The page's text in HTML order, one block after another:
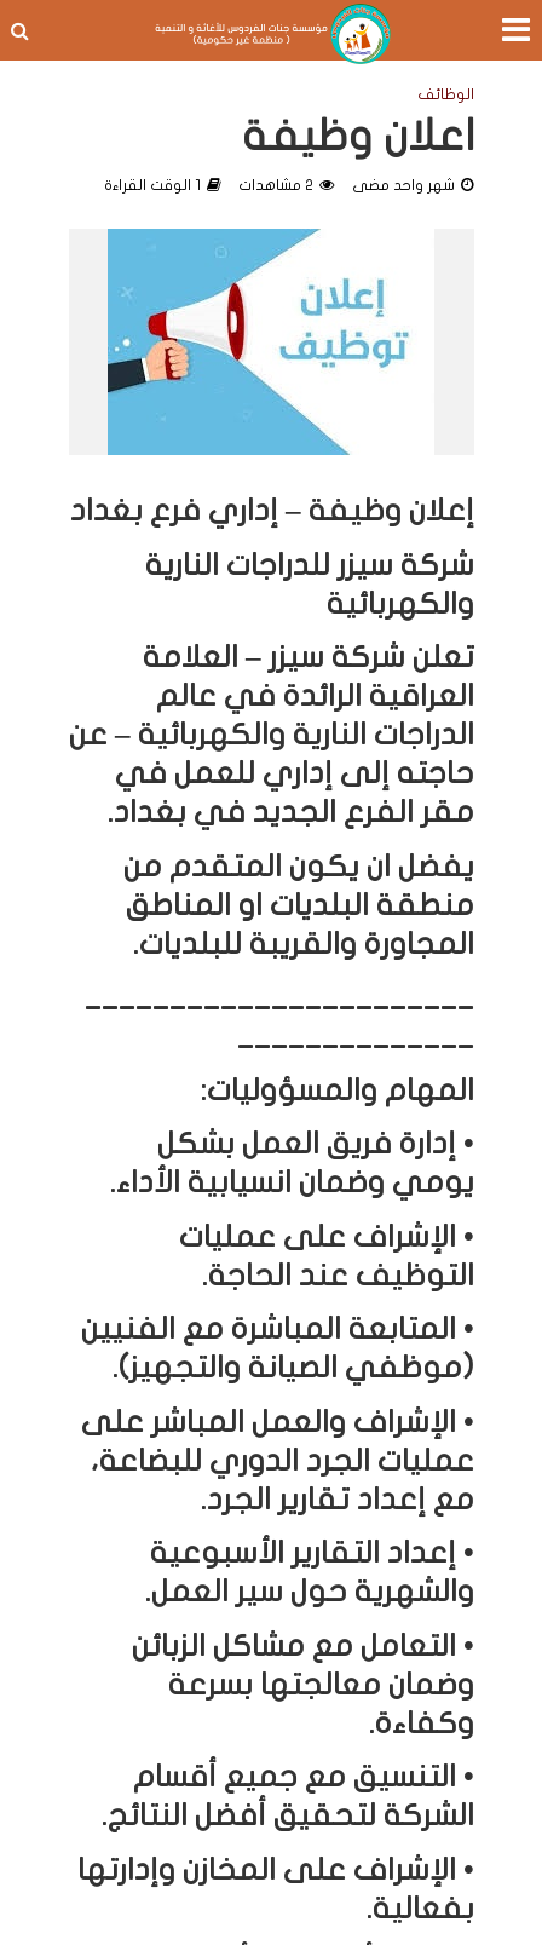
الوظائف
اعلان وظيفة
شهر واحد مضى 2 مشاهدات 1 الوقت القراءة
إعلان وظيفة – إداري فرع بغداد
شركة سيزر للدراجات النارية
والكهربائية
تعلن شركة سيزر – العلامة
العراقية الرائدة في عالم
الدراجات النارية والكهربائية – عن
حاجته إلى إداري للعمل في
مقر الفرع الجديد في بغداد.
يفضل ان يكون المتقدم من
منطقة البلديات او المناطق
المجاورة والقريبة للبلديات.
المهام والمسؤوليات:
• إدارة فريق العمل بشكل
يومي وضمان انسيابية الأداء.
• الإشراف على عمليات
التوظيف عند الحاجة.
• المتابعة المباشرة مع الفنيين
(موظفي الصيانة والتجهيز).
• الإشراف والعمل المباشر على
عمليات الجرد الدوري للبضاعة،
مع إعداد تقارير الجرد.
• إعداد التقارير الأسبوعية
والشهرية حول سير العمل.
• التعامل مع مشاكل الزبائن
وضمان معالجتها بسرعة
وكفاءة.
• التنسيق مع جميع أقسام
الشركة لتحقيق أفضل النتائج.
• الإشراف على المخازن وإدارتها
بفعالية.